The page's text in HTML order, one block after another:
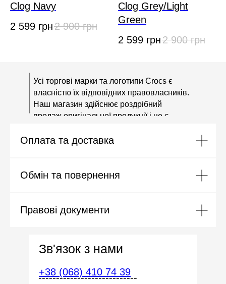
Clog Navy
2 599 грн2 900 грн
Clog Grey/Light
Green
2 599 грн2 900 грн
Усі торгові марки та логотипи Crocs є
власністю їх відповідних правовласників.
Наш магазин здійснює роздрібний
продаж оригінальної продукції і не є
дистриб'ютором бренду Crocs.
Оплата та доставка
Обмін та повернення
Правові документи
Зв'язок з нами
+38 (068) 410 74 39
----------------------------